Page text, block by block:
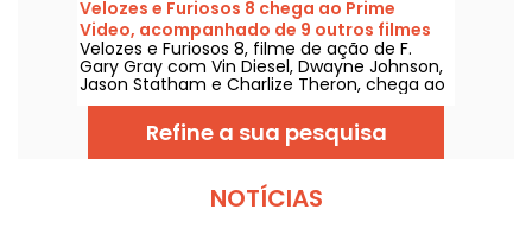
Velozes e Furiosos 8 chega ao Prime
Video, acompanhado de 9 outros filmes
da franquia
Velozes e Furiosos 8, filme de ação de F.
Gary Gray com Vin Diesel, Dwayne Johnson,
Jason Statham e Charlize Theron, chega ao
Prime Video em 1º de agosto de 2026.
Refine a sua pesquisa
NOTÍCIAS